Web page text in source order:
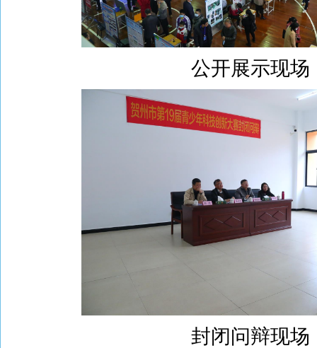
公开展示现场
封闭问辩现场